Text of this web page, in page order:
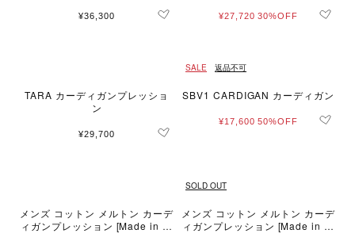
¥36,300 ¥27,720 30%OFF
TARA カーディガンプレッショ
ン
¥29,700
SALE 返品不可
SBV1 CARDIGAN カーディガン
¥17,600 50%OFF
メンズ コットン メルトン カーデ
ィガンプレッション [Made in Fr
SOLD OUT
メンズ コットン メルトン カーデ
ィガンプレッション [Made in Fr